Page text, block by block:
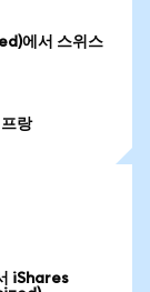
에서 스위스
랑
iShares